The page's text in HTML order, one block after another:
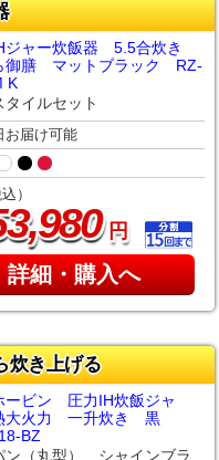
ャー炊飯器 5.5合炊き
御膳 マットブラック RZ-
K
タイルセット
お届け可能
）
,980円
詳細・購入へ
炊き上げる
ービン 圧力IH炊飯ジャ
大火力 一升炊き 黒
BZ
ン（丸型） シャインブラ